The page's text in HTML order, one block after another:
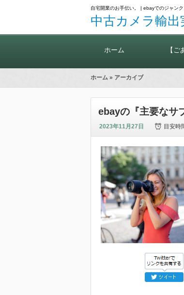
自宅開業のお手伝い。 | ebayでのジャン
中古カメラ輸
ホーム 【ご
ホーム » アーカイブ
ebayの『主要なサ
2023年11月27日 目安時